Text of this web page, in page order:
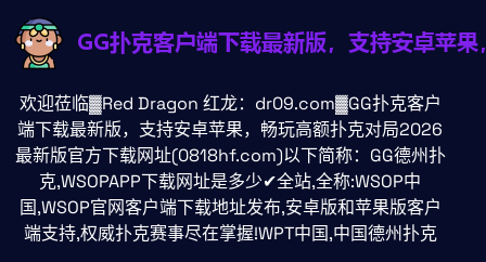
欢迎莅临▓Red Dragon 红龙：dr09.com▓GG扑克客户
端下载最新版，支持安卓苹果，畅玩高额扑克对局2026
最新版官方下载网址(0818hf.com)以下简称：GG德州扑
克,WSOPAPP下载网址是多少✔全站,全称:WSOP中
国,WSOP官网客户端下载地址发布,安卓版和苹果版客户
端支持,权威扑克赛事尽在掌握!WPT中国,中国德州扑克